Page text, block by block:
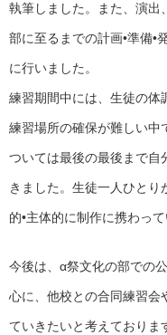
執筆しました。また、演出
部に至るまでの計画•準備•
に行いました。
練習期間中には、生徒の体
練習場所の確保が難しい中
ついては最後の最後まで自
きました。生徒一人ひと
的•主体的に制作に携わって
今後は、α祭文化の部での
心に、他校との合同練習会
ていきたいと考えておりま